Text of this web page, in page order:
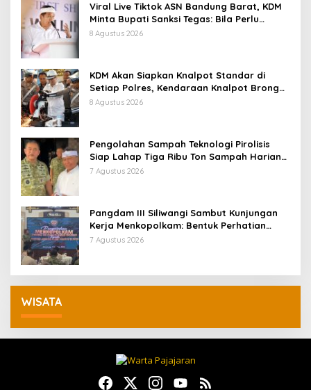
Viral Live Tiktok ASN Bandung Barat, KDM
Minta Bupati Sanksi Tegas: Bila Perlu
Pemberhentian
8 Agustus 2026
KDM Akan Siapkan Knalpot Standar di
Setiap Polres, Kendaraan Knalpot Brong
Tertangkap Langsung Ganti
8 Agustus 2026
Pengolahan Sampah Teknologi Pirolisis
Siap Lahap Tiga Ribu Ton Sampah Harian
Jawa Barat
7 Agustus 2026
Pangdam III Siliwangi Sambut Kunjungan
Kerja Menkopolkam: Bentuk Perhatian
Pemerintah
7 Agustus 2026
WISATA